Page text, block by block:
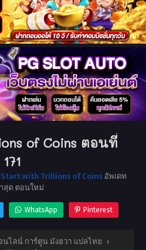
of Coins ตอนที่
171
Start with Trillions of Coins อัพเดท
สุด ตอนใหม่
WhatsApp Pinterest
นไลน์ การ์ตูน มังฮวา แปลไทย ›